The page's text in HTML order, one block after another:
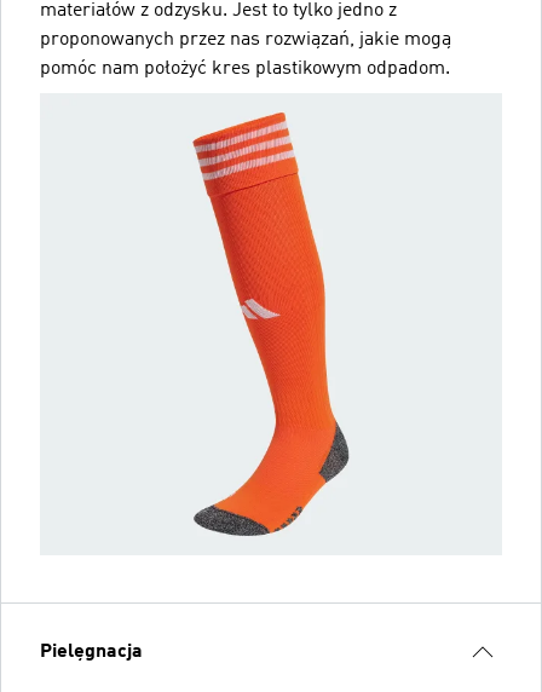
materiałów z odzysku. Jest to tylko jedno z
proponowanych przez nas rozwiązań, jakie mogą
pomóc nam położyć kres plastikowym odpadom.
Pielęgnacja